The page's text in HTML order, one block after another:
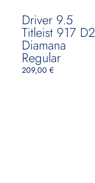
Driver 9.5
Titleist 917 D2
Diamana
Regular
209,00 €